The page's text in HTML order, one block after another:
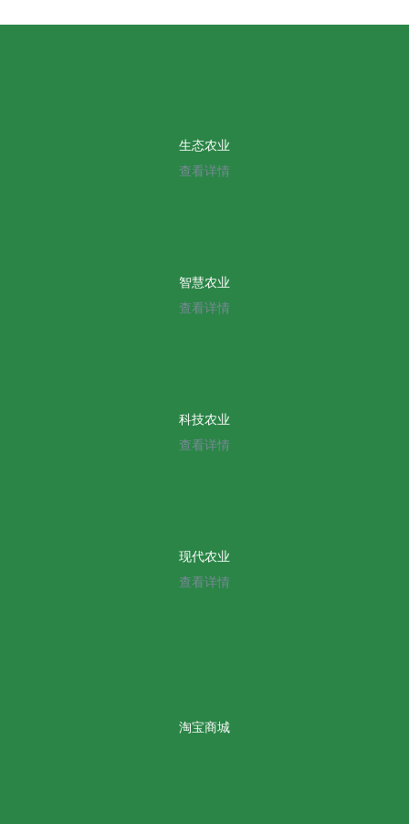
生态农业
查看详情
智慧农业
查看详情
科技农业
查看详情
现代农业
查看详情
淘宝商城